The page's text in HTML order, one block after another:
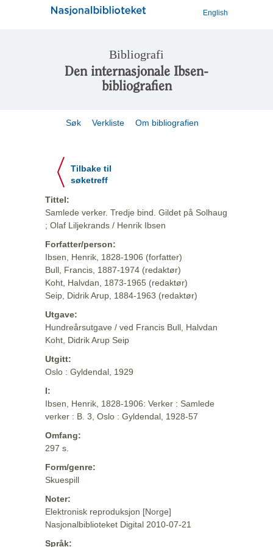
English
Bibliografi
Den internasjonale Ibsen-
bibliografien
Søk Verkliste Om bibliografien
Tilbake til
søketreff
Tittel:
Samlede verker. Tredje bind. Gildet på Solhaug
; Olaf Liljekrands / Henrik Ibsen
Forfatter/person:
Ibsen, Henrik, 1828-1906 (forfatter)
Bull, Francis, 1887-1974 (redaktør)
Koht, Halvdan, 1873-1965 (redaktør)
Seip, Didrik Arup, 1884-1963 (redaktør)
Utgave:
Hundreårsutgave / ved Francis Bull, Halvdan
Koht, Didrik Arup Seip
Utgitt:
Oslo : Gyldendal, 1929
I:
Ibsen, Henrik, 1828-1906: Verker : Samlede
verker : B. 3, Oslo : Gyldendal, 1928-57
Omfang:
297 s.
Form/genre:
Skuespill
Noter:
Elektronisk reproduksjon [Norge]
Nasjonalbiblioteket Digital 2010-07-21
Språk: